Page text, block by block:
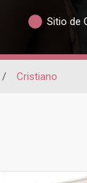
Sitio de
/ Cristiano